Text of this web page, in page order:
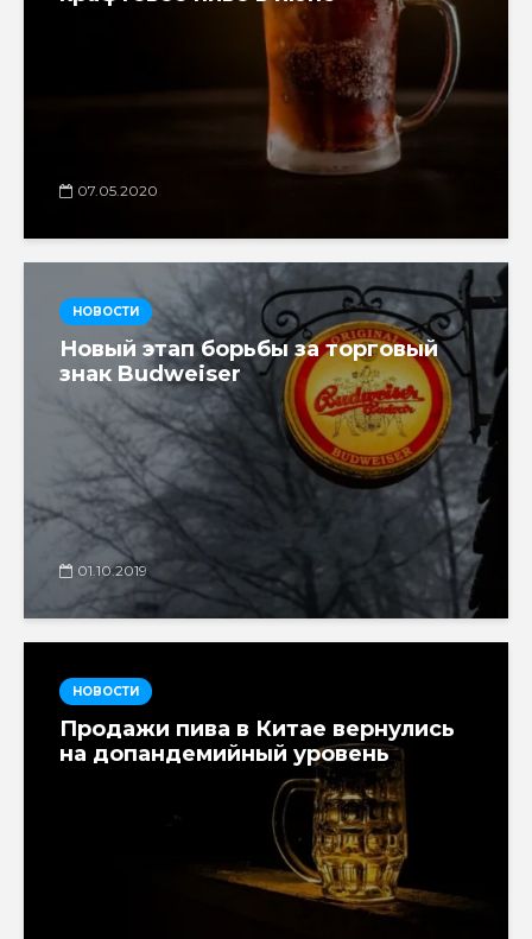
07.05.2020
НОВОСТИ
Новый этап борьбы за торговый
знак Budweiser
01.10.2019
НОВОСТИ
Продажи пива в Китае вернулись
на допандемийный уровень